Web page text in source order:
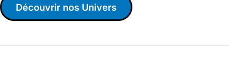
Découvrir nos Univers